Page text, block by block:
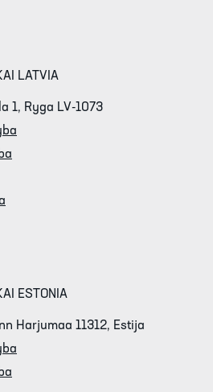
LATVIA
1, Ryga LV-1073
ESTONIA
Harjumaa 11312, Estija